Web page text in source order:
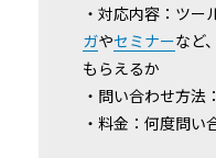
・対応内容：ツー
ガやセミナーなど
もらえるか
・問い合わせ方法
・料金：何度問い